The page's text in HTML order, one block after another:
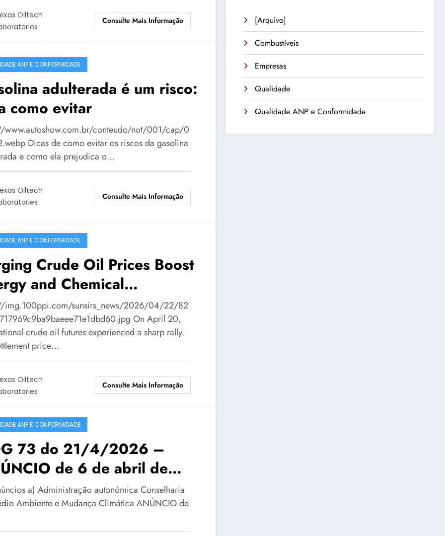
Oiltech
Consulte Mais Informação
ANP E CONFORMIDADE
adulterada é um risco:
como evitar
www.autoshow.com.br/conteudo/not/001/cap/0
Dicas de como evitar os riscos da gasolina
e como ela prejudica o…
Oiltech
Consulte Mais Informação
ANP E CONFORMIDADE
Crude Oil Prices Boost
and Chemical
in China
img.100ppi.com/sunsirs_news/2026/04/22/82
On April 20,
crude oil futures experienced a sharp rally.
price…
Oiltech
Consulte Mais Informação
ANP E CONFORMIDADE
73 do 21/4/2026 –
de 6 de abril de
da Direcção-Geral de
Natural, pelo que se
a resolução do
a) Administração autonómica Conselharia
Ambiente e Mudança Climática ANÚNCIO de
[Arquivo]
Combustíveis
Empresas
Qualidade
Qualidade ANP e Conformidade